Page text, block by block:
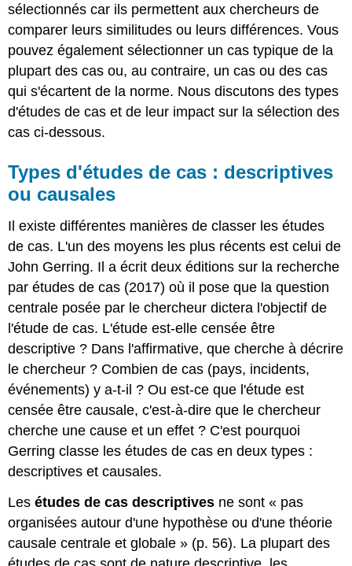
sélectionnés car ils permettent aux chercheurs de
comparer leurs similitudes ou leurs différences. Vous
pouvez également sélectionner un cas typique de la
plupart des cas ou, au contraire, un cas ou des cas
qui s'écartent de la norme. Nous discutons des types
d'études de cas et de leur impact sur la sélection des
cas ci-dessous.
Types d'études de cas : descriptives
ou causales
Il existe différentes manières de classer les études
de cas. L'un des moyens les plus récents est celui de
John Gerring. Il a écrit deux éditions sur la recherche
par études de cas (2017) où il pose que la question
centrale posée par le chercheur dictera l'objectif de
l'étude de cas. L'étude est-elle censée être
descriptive ? Dans l'affirmative, que cherche à décrire
le chercheur ? Combien de cas (pays, incidents,
événements) y a-t-il ? Ou est-ce que l'étude est
censée être causale, c'est-à-dire que le chercheur
cherche une cause et un effet ? C'est pourquoi
Gerring classe les études de cas en deux types :
descriptives et causales.
Lesétudes de cas descriptives ne sont « pas
organisées autour d'une hypothèse ou d'une théorie
causale centrale et globale » (p. 56). La plupart des